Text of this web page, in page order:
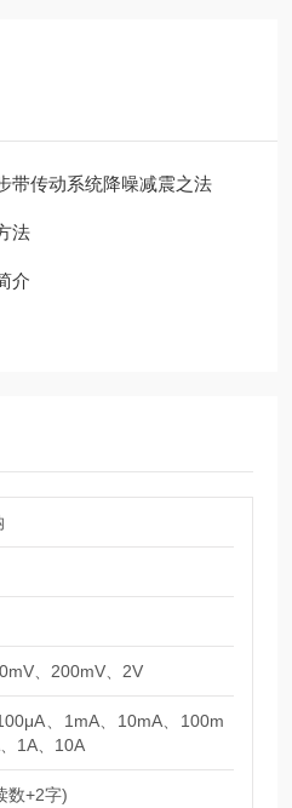
带传动系统降噪减震之法
法
介
、200mV、2V
、1mA、10mA、100m
1A、10A
数+2字)